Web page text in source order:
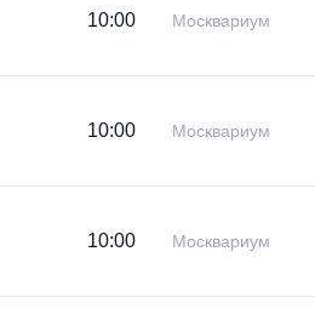
10:00 Москвариум
10:00 Москвариум
10:00 Москвариум